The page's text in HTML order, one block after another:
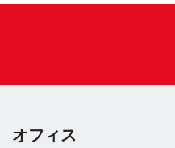
オフィス